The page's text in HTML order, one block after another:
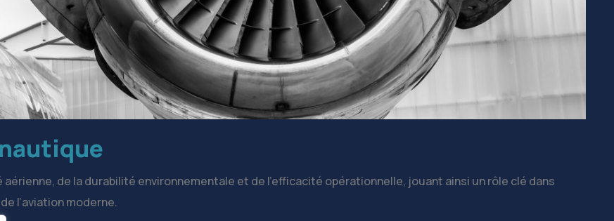
aérienne, de la durabilité environnementale et de l’efficacité opérationnelle, jouant ainsi un rôle clé dans
l’aviation moderne.